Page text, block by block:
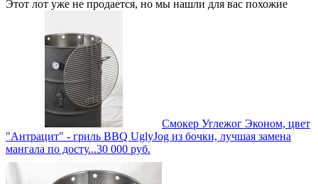
Этот лот уже не продается, но мы нашли для вас похожие
Смокер Углежог Эконом, цвет
"Антрацит" - гриль BBQ UglyJog из бочки, лучшая замена
мангала по досту...30 000 руб.